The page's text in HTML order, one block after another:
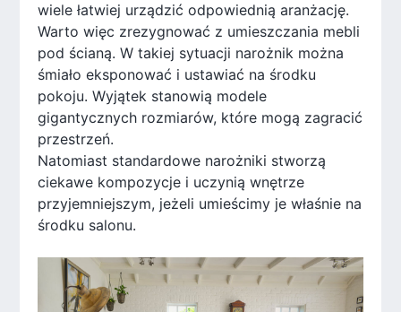
wiele łatwiej urządzić odpowiednią aranżację.
Warto więc zrezygnować z umieszczania mebli
pod ścianą. W takiej sytuacji narożnik można
śmiało eksponować i ustawiać na środku
pokoju. Wyjątek stanowią modele
gigantycznych rozmiarów, które mogą zagracić
przestrzeń.
Natomiast standardowe narożniki stworzą
ciekawe kompozycje i uczynią wnętrze
przyjemniejszym, jeżeli umieścimy je właśnie na
środku salonu.